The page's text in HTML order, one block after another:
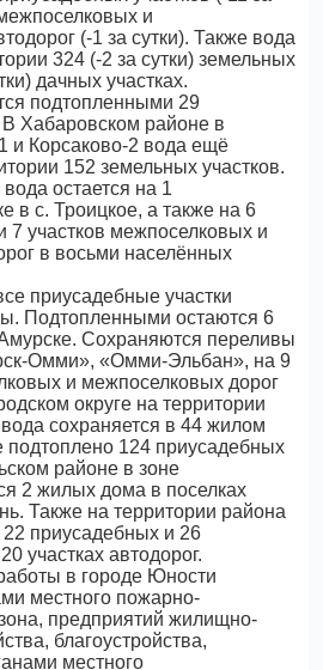
и
(-1 за сутки). Также вода
324 (-2 за сутки) земельных
дачных участках.
подтопленными 29
В Хабаровском районе в
и Корсаково-2 вода ещё
152 земельных участков.
остается на 1
в с. Троицкое, а также на 6
7 участков межпоселковых и
в восьми населённых
приусадебные участки
Подтопленными остаются 6
Сохраняются переливы
Омми», «Омми-Эльбан», на 9
и межпоселковых дорог
округе на территории
сохраняется в 44 жилом
подтоплено 124 приусадебных
районе в зоне
2 жилых дома в поселках
Также на территории района
22 приусадебных и 26
участках автодорог.
в городе Юности
местного пожарно-
предприятий жилищно-
благоустройства,
местного